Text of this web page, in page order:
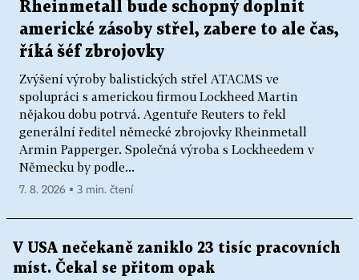
Rheinmetall bude schopný doplnit
americké zásoby střel, zabere to ale čas,
říká šéf zbrojovky
Zvýšení výroby balistických střel ATACMS ve
spolupráci s americkou firmou Lockheed Martin
nějakou dobu potrvá. Agentuře Reuters to řekl
generální ředitel německé zbrojovky Rheinmetall
Armin Papperger. Společná výroba s Lockheedem v
Německu by podle...
7. 8. 2026 ▪ 3 min. čtení
V USA nečekaně zaniklo 23 tisíc pracovních
míst. Čekal se přitom opak